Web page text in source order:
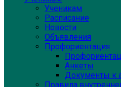
Ученикам
Расписание
Новости
Объявления
Профориентация
Анкеты
Документы к
Правила